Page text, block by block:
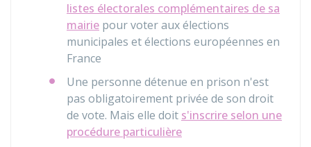
listes électorales complémentaires de sa
mairie pour voter aux élections
municipales et élections européennes en
France
Une personne détenue en prison n'est
pas obligatoirement privée de son droit
de vote. Mais elle doit s'inscrire selon une
procédure particulière